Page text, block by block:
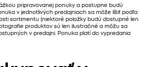
pripravovanej ponuky a postupne budú
v jednotlivých predajniach sa môže líšiť podľa
sortimentu (niektoré položky budú dostupné len
produktov sú len ilustračné a môžu sa
v predajni. Ponuka platí do vypredania